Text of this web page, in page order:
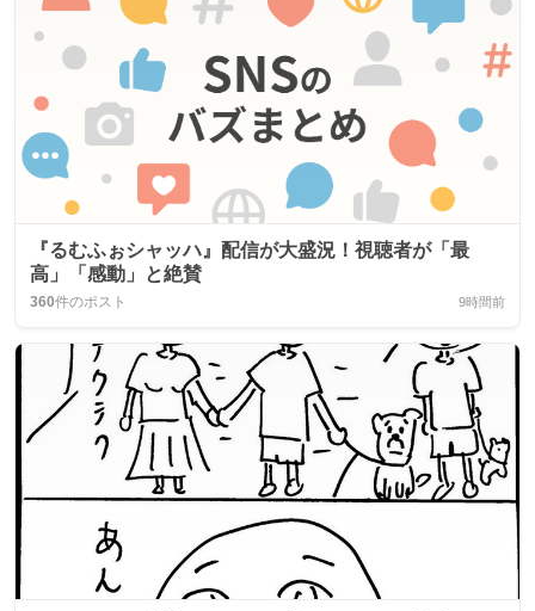
『るむふぉシャッハ』配信が大盛況！視聴者が「最
高」「感動」と絶賛
360件のポスト 9時間前